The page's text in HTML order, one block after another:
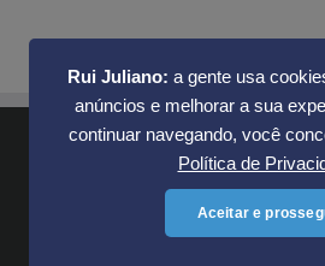
Rui Juliano: a gente usa
anúncios e melhorar a sua
continuar navegando, você
Política de
Aceitar e
EDIÇÕES DO CURSO PERÍCIAS
PERMANENTE